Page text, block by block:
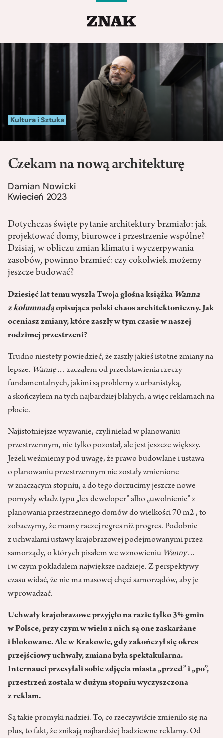
Kultura i Sztuka
Czekam na nową architekturę
Damian Nowicki
Kwiecień 2023
Dotychczas święte pytanie architektury brzmiało: jak
projektować domy, biurowce i przestrzenie wspólne?
Dzisiaj, w obliczu zmian klimatu i wyczerpywania
zasobów, powinno brzmieć: czy cokolwiek możemy
jeszcze budować?
Dziesięć lat temu wyszła Twoja głośna książka Wanna
z kolumnadąopisująca polski chaos architektoniczny. Jak
oceniasz zmiany, które zaszły w tym czasie w naszej
rodzimej przestrzeni?
Trudno niestety powiedzieć, że zaszły jakieś istotne zmiany na
lepsze. Wannę… zacząłem od przedstawienia rzeczy
fundamentalnych, jakimi są problemy z urbanistyką,
a skończyłem na tych najbardziej błahych, a więc reklamach na
płocie.
Najistotniejsze wyzwanie, czyli nieład w planowaniu
przestrzennym, nie tylko pozostał, ale jest jeszcze większy.
Jeżeli weźmiemy pod uwagę, że prawo budowlane i ustawa
o planowaniu przestrzennym nie zostały zmienione
w znaczącym stopniu, a do tego dorzucimy jeszcze nowe
pomysły władz typu „lex deweloper” albo „uwolnienie” z
planowania przestrzennego domów do wielkości 70 m2 , to
zobaczymy, że mamy raczej regres niż progres. Podobnie
z uchwałami ustawy krajobrazowej podejmowanymi przez
samorządy, o których pisałem we wznowieniu Wanny…
i w czym pokładałem największe nadzieje. Z perspektywy
czasu widać, że nie ma masowej chęci samorządów, aby je
wprowadzać.
Uchwały krajobrazowe przyjęło na razie tylko 3% gmin
w Polsce, przy czym w wielu z nich są one zaskarżane
i blokowane. Ale w Krakowie, gdy zakończył się okres
przejściowy uchwały, zmiana była spektakularna.
Internauci przesyłali sobie zdjęcia miasta „przed” i „po”,
przestrzeń została w dużym stopniu wyczyszczona
z reklam.
Są takie promyki nadziei. To, co rzeczywiście zmieniło się na
plus, to fakt, że znikają najbardziej badziewne reklamy. Od